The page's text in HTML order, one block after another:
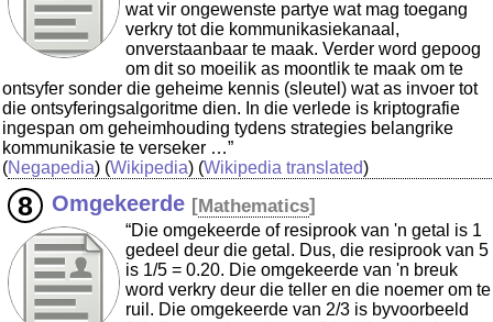
wat vir ongewenste partye wat mag toegang
verkry tot die kommunikasiekanaal,
onverstaanbaar te maak. Verder word gepoog
om dit so moeilik as moontlik te maak om te
ontsyfer sonder die geheime kennis (sleutel) wat as invoer tot
die ontsyferingsalgoritme dien. In die verlede is kriptografie
ingespan om geheimhouding tydens strategies belangrike
kommunikasie te verseker …”
(Negapedia) (Wikipedia) (Wikipedia translated)
Omgekeerde [Mathematics]
“Die omgekeerde of resiprook van 'n getal is 1
gedeel deur die getal. Dus, die resiprook van 5
is 1/5 = 0.20. Die omgekeerde van 'n breuk
word verkry deur die teller en die noemer om te
ruil. Die omgekeerde van 2/3 is byvoorbeeld